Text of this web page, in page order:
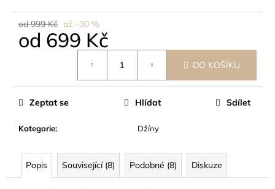
od 999 Kč až –30 %
od 699 Kč
DO KOŠÍKU
Kategorie: Džíny
Zeptat se Hlídat Sdílet
Popis Související (8) Podobné (8) Diskuze